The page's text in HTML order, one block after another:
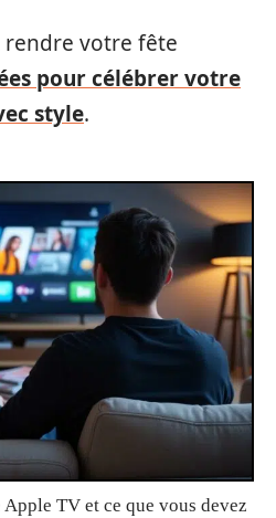
rendre votre fête
pour célébrer votre
style.
TV et ce que vous devez